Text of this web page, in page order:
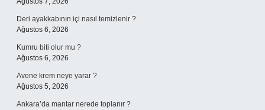
Deri ayakkabının içi nasıl temizlenir ?
Ağustos 6, 2026
Kumru biti olur mu ?
Ağustos 6, 2026
Avene krem neye yarar ?
Ağustos 5, 2026
Ankara’da mantar nerede toplanır ?